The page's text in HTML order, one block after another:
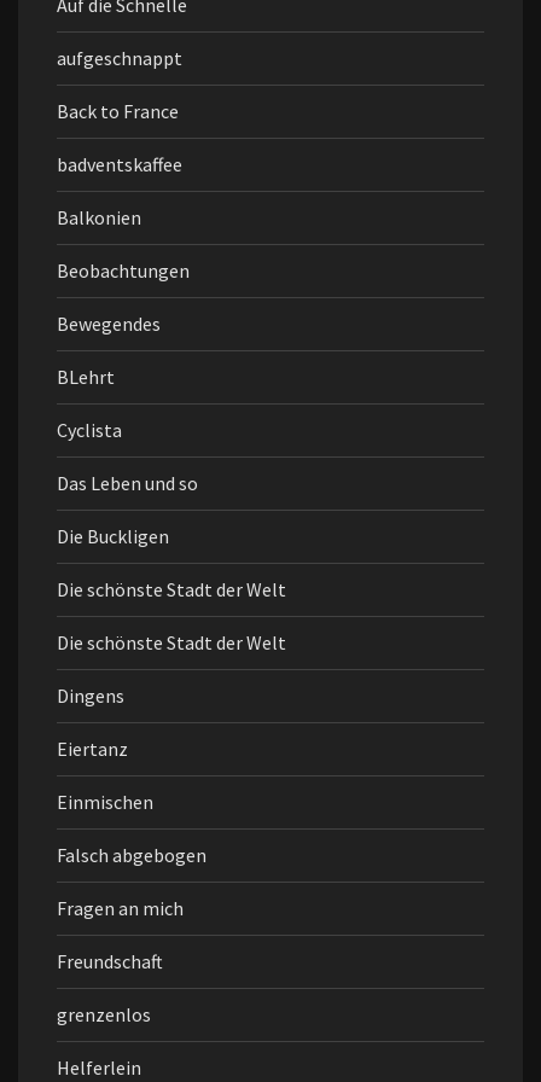
Auf die Schnelle
aufgeschnappt
Back to France
badventskaffee
Balkonien
Beobachtungen
Bewegendes
BLehrt
Cyclista
Das Leben und so
Die Buckligen
Die schönste Stadt der Welt
Die schönste Stadt der Welt
Dingens
Eiertanz
Einmischen
Falsch abgebogen
Fragen an mich
Freundschaft
grenzenlos
Helferlein